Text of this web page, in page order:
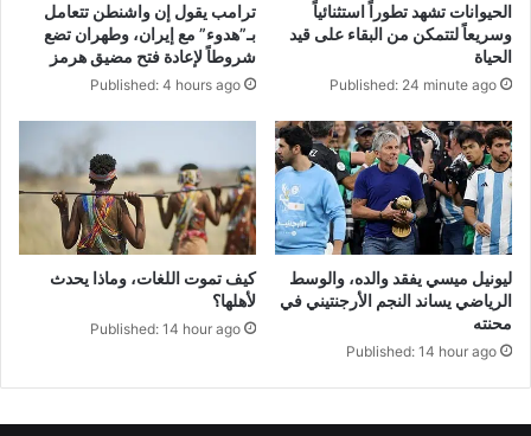
الحيوانات تشهد تطوراً استثنائياً
وسريعاً لتتمكن من البقاء على قيد
الحياة
Published: 24 minute ago
ترامب يقول إن واشنطن تتعامل
بـ”هدوء” مع إيران، وطهران تضع
شروطاً لإعادة فتح مضيق هرمز
Published: 4 hours ago
ليونيل ميسي يفقد والده، والوسط
الرياضي يساند النجم الأرجنتيني في
محنته
Published: 14 hour ago
كيف تموت اللغات، وماذا يحدث
لأهلها؟
Published: 14 hour ago